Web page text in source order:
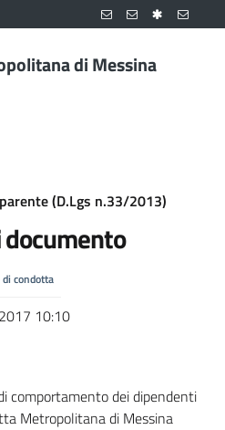
di Messina
(D.Lgs n.33/2013)
condotta
10:10
comportamento dei dipendenti
Metropolitana di Messina